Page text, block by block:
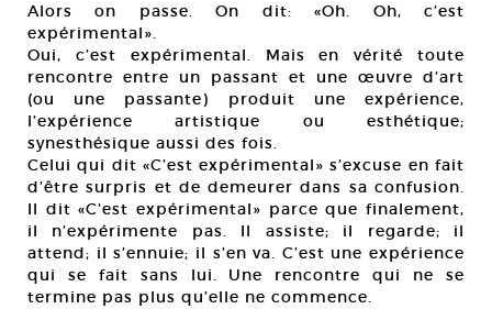
Alors on passe. On dit: «Oh. Oh, c’est
expérimental».
Oui, c’est expérimental. Mais en vérité toute
rencontre entre un passant et une œuvre d’art
(ou une passante) produit une expérience,
l’expérience artistique ou esthétique;
synesthésique aussi des fois.
Celui qui dit «C’est expérimental» s’excuse en fait
d’être surpris et de demeurer dans sa confusion.
Il dit «C’est expérimental» parce que finalement,
il n’expérimente pas. Il assiste; il regarde; il
attend; il s’ennuie; il s’en va. C’est une expérience
qui se fait sans lui. Une rencontre qui ne se
termine pas plus qu’elle ne commence.